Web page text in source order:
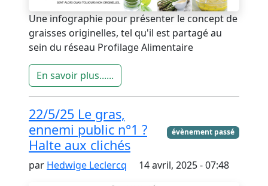
Une infographie pour présenter le concept de
graisses originelles, tel qu'il est partagé au
sein du réseau Profilage Alimentaire
En savoir plus......
22/5/25 Le gras,
ennemi public n°1 ?
Halte aux clichés
évènement passé
par Hedwige Leclercq 14 avril, 2025 - 07:48